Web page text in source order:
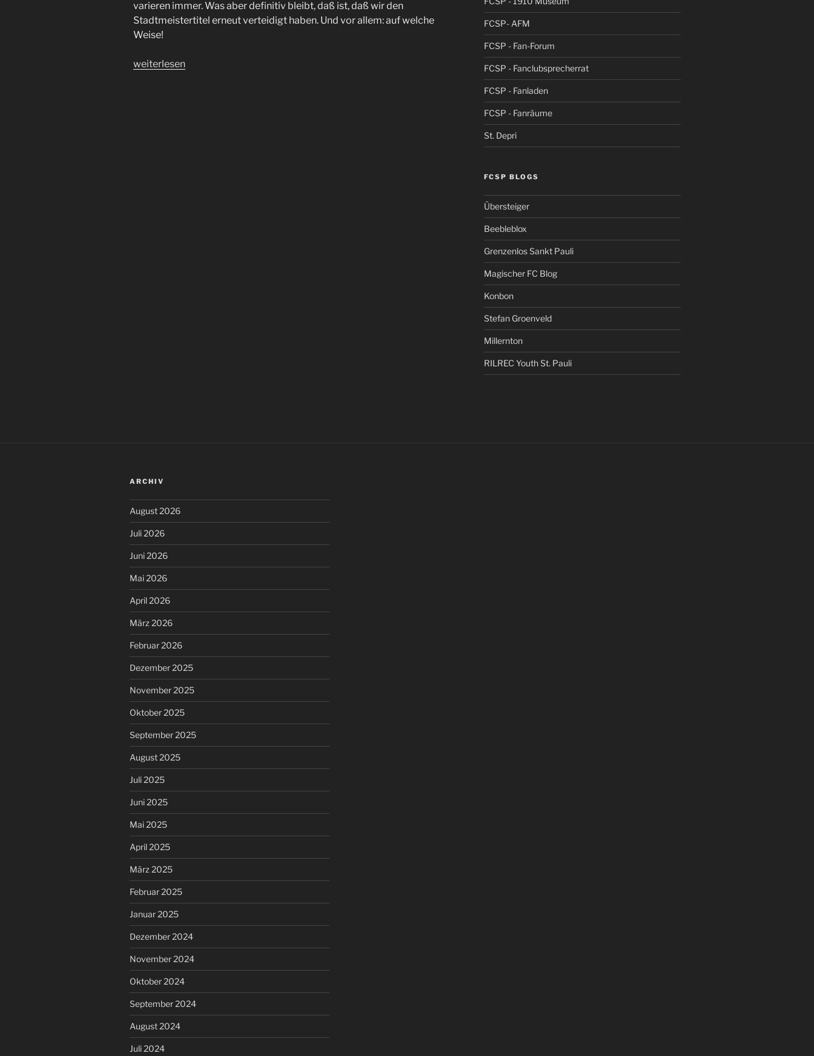
varieren immer. Was aber definitiv bleibt, daß ist, daß wir den
Stadtmeistertitel erneut verteidigt haben. Und vor allem: auf welche
Weise!
„Macht’s
weiterlesen
FCSP- AFM
FCSP - Fan-Forum
FCSP - Fanclubsprecherrat
FCSP - Fanladen
FCSP - Fanräume
St. Depri
FCSP BLOGS
Übersteiger
Beebleblox
Grenzenlos Sankt Pauli
Magischer FC Blog
Konbon
Stefan Groenveld
Millernton
RILREC Youth St. Pauli
ARCHIV
August 2026
Juli 2026
Juni 2026
Mai 2026
April 2026
März 2026
Februar 2026
Dezember 2025
November 2025
Oktober 2025
September 2025
August 2025
Juli 2025
Juni 2025
Mai 2025
April 2025
März 2025
Februar 2025
Januar 2025
Dezember 2024
November 2024
Oktober 2024
September 2024
August 2024
Juli 2024